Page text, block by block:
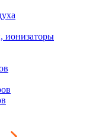
ионизаторы